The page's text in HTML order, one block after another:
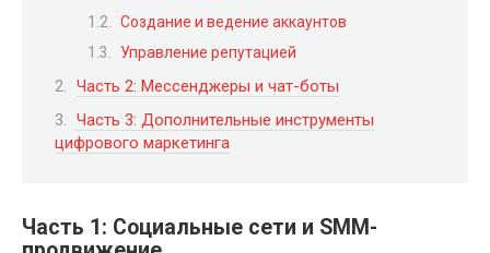
Создание и ведение аккаунтов
Управление репутацией
Часть 2: Мессенджеры и чат-боты
Часть 3: Дополнительные инструменты
цифрового маркетинга
Часть 1: Социальные сети и SMM-